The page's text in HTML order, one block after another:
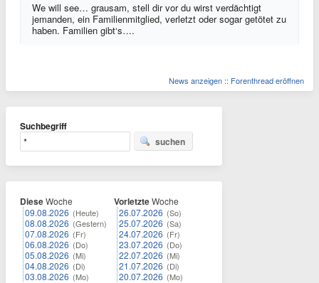
We will see… grausam, stell dir vor du wirst verdächtigt
jemanden, ein Familienmitglied, verletzt oder sogar getötet zu
haben. Familien gibt‘s….
News anzeigen :: Forenthread eröffnen
Suchbegriff
suchen
DieseWoche
09.08.2026 (Heute)
08.08.2026 (Gestern)
07.08.2026 (Fr)
06.08.2026 (Do)
05.08.2026 (Mi)
04.08.2026 (Di)
03.08.2026 (Mo)
VorletzteWoche
26.07.2026 (So)
25.07.2026 (Sa)
24.07.2026 (Fr)
23.07.2026 (Do)
22.07.2026 (Mi)
21.07.2026 (Di)
20.07.2026 (Mo)